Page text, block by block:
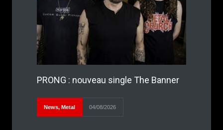
PRONG : nouveau single The Banner
News, Metal 04/08/2026